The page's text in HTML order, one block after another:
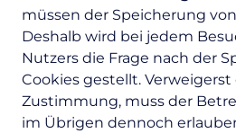
müssen der Speicherung
Deshalb wird bei jedem
Nutzers die Frage nach der
Cookies gestellt. Verweigerst
Zustimmung, muss der
im Übrigen dennoch